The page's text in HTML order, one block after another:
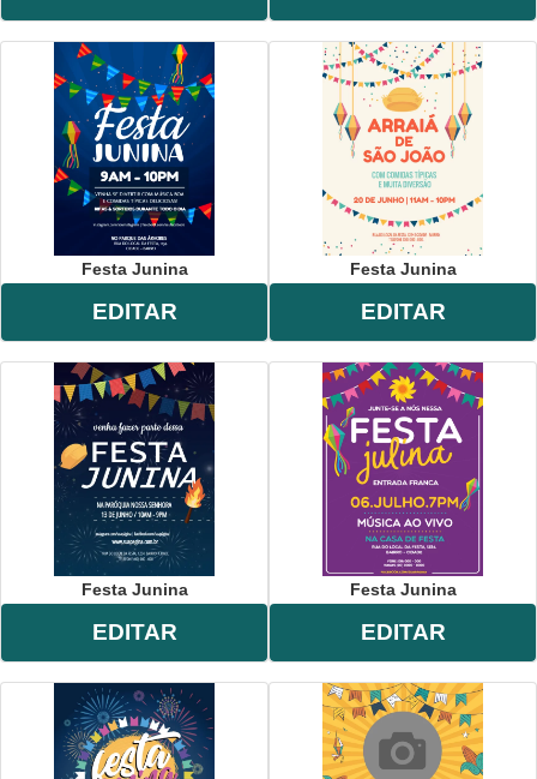
Festa Junina
EDITAR
Festa Junina
EDITAR
Festa Junina
EDITAR
Festa Junina
EDITAR